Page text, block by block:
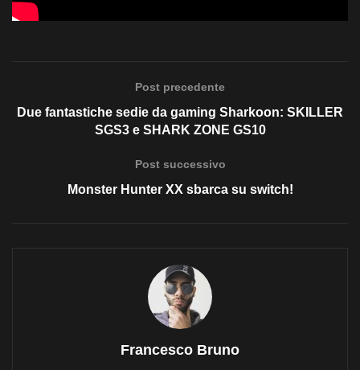
Post precedente
Due fantastiche sedie da gaming Sharkoon: SKILLER
SGS3 e SHARK ZONE GS10
Post successivo
Monster Hunter XX sbarca su switch!
Francesco Bruno